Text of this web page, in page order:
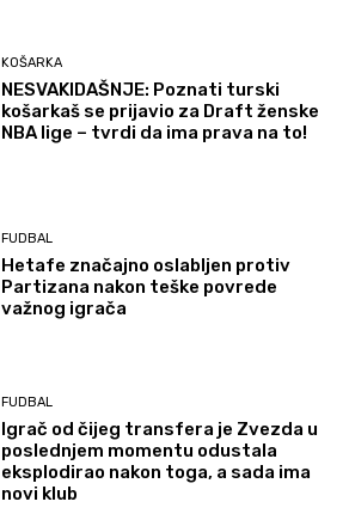
KOŠARKA
NESVAKIDAŠNJE: Poznati turski
košarkaš se prijavio za Draft ženske
NBA lige – tvrdi da ima prava na to!
FUDBAL
Hetafe značajno oslabljen protiv
Partizana nakon teške povrede
važnog igrača
FUDBAL
Igrač od čijeg transfera je Zvezda u
poslednjem momentu odustala
eksplodirao nakon toga, a sada ima
novi klub